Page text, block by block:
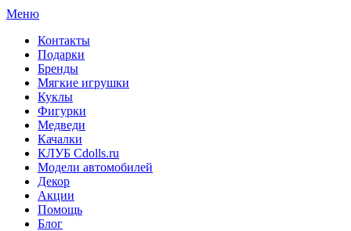
Меню
Контакты
Подарки
Бренды
Мягкие игрушки
Куклы
Фигурки
Медведи
Качалки
КЛУБ Cdolls.ru
Модели автомобилей
Декор
Акции
Помощь
Блог